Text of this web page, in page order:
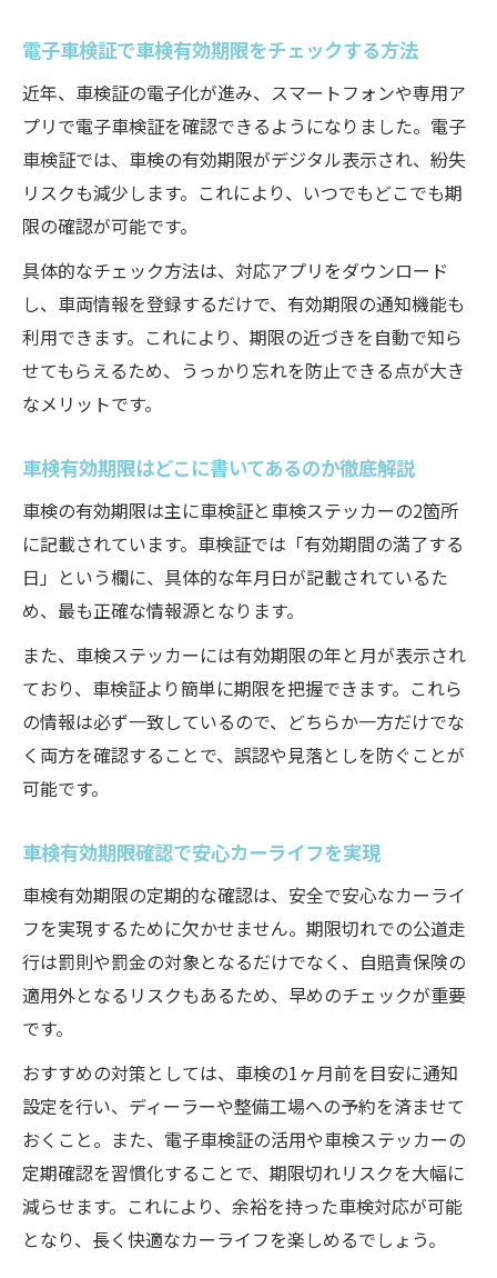
車検有効期限を超えた後の再取得手続きの
流れ
最新車検証で有効期限を素早く把握する方法
電子車検証で車検有効期限を素早く確認す
る手順
車検証閲覧アプリを使った有効期限チェッ
ク方法
ICタグやQRコードで車検有効期限を確認す
るコツ
最新車検証の有効期限確認で失敗しないポ
イント
解説
車検有効期限を守るリマインダー活用術
車検有効期限管理に役立つリマインダー設
定法
カレンダーアプリで車検有効期限を忘れず
管理
車検有効期限1ヶ月前の通知活用で安心対策
車検有効期限リマインダー活用の実践ポイ
ント
電子車検証で車検有効期限をチェックする方法
近年、車検証の電子化が進み、スマートフォンや専用ア
プリで電子車検証を確認できるようになりました。電子
車検証では、車検の有効期限がデジタル表示され、紛失
リスクも減少します。これにより、いつでもどこでも期
限の確認が可能です。
具体的なチェック方法は、対応アプリをダウンロード
し、車両情報を登録するだけで、有効期限の通知機能も
利用できます。これにより、期限の近づきを自動で知ら
せてもらえるため、うっかり忘れを防止できる点が大き
なメリットです。
車検有効期限はどこに書いてあるのか徹底解説
車検の有効期限は主に車検証と車検ステッカーの2箇所
に記載されています。車検証では「有効期間の満了する
日」という欄に、具体的な年月日が記載されているた
め、最も正確な情報源となります。
また、車検ステッカーには有効期限の年と月が表示され
ており、車検証より簡単に期限を把握できます。これら
の情報は必ず一致しているので、どちらか一方だけでな
く両方を確認することで、誤認や見落としを防ぐことが
可能です。
車検有効期限確認で安心カーライフを実現
車検有効期限の定期的な確認は、安全で安心なカーライ
フを実現するために欠かせません。期限切れでの公道走
行は罰則や罰金の対象となるだけでなく、自賠責保険の
適用外となるリスクもあるため、早めのチェックが重要
です。
おすすめの対策としては、車検の1ヶ月前を目安に通知
設定を行い、ディーラーや整備工場への予約を済ませて
おくこと。また、電子車検証の活用や車検ステッカーの
定期確認を習慣化することで、期限切れリスクを大幅に
減らせます。これにより、余裕を持った車検対応が可能
となり、長く快適なカーライフを楽しめるでしょう。